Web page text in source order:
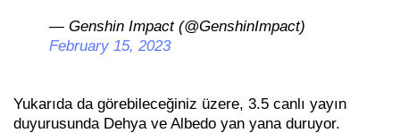
— Genshin Impact (@GenshinImpact)
February 15, 2023
Yukarıda da görebileceğiniz üzere, 3.5 canlı yayın
duyurusunda Dehya ve Albedo yan yana duruyor.